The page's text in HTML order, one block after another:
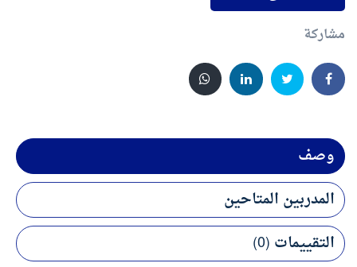
مشاركة
وصف
المدربين المتاحين
التقييمات (0)